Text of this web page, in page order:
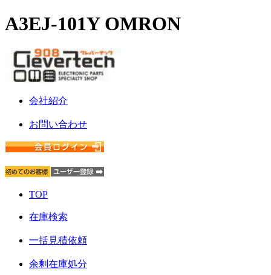
A3EJ-101Y OMRON
会社紹介
お問い合わせ
TOP
在庫検索
一括見積依頼
余剰在庫処分